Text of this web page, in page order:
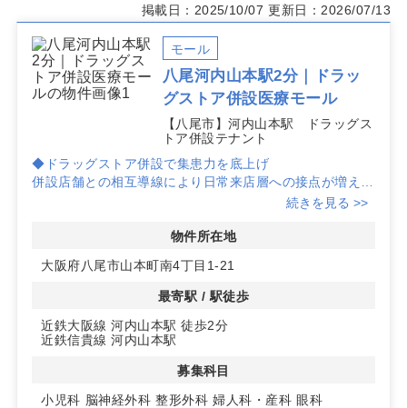
掲載日：2025/10/07 更新日：2026/07/13
モール
八尾河内山本駅2分｜ドラッ
グストア併設医療モール
【八尾市】河内山本駅 ドラッグス
トア併設テナント
◆ドラッグストア併設で集患力を底上げ
併設店舗との相互導線により日常来店層への接点が増え、
開業初期からの認知獲得と集患力の向上が見込めます。
駅近の角地で視認性が高く、医療モール内区画のため相性
上階でも来院動線を確保できます。
続きを見る >>
物件所在地
大阪府八尾市山本町南4丁目1-21
最寄駅 / 駅徒歩
近鉄大阪線 河内山本駅 徒歩2分
近鉄信貴線 河内山本駅
募集科目
小児科 脳神経外科 整形外科 婦人科・産科 眼科